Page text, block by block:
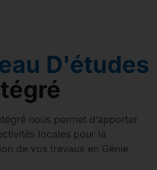
D'études
nous permet d’apporter
locales pour la
de vos travaux en Génie